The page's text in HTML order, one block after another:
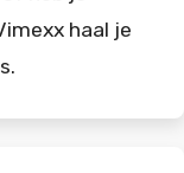
haal je